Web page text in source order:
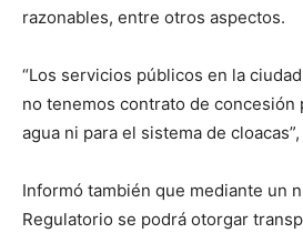
razonables, entre otros aspectos.
“Los servicios públicos en la
no tenemos contrato de concesión
agua ni para el sistema de
Informó también que mediante un
Regulatorio se podrá otorgar